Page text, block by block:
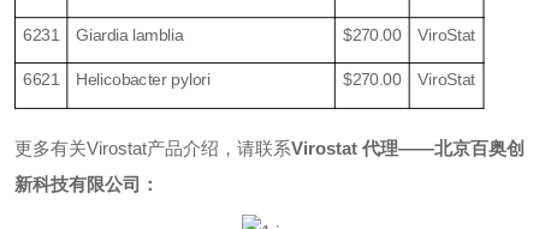
6231 Giardia lamblia $270.00 ViroStat
6621 Helicobacter pylori $270.00 ViroStat
更多有关Virostat产品介绍，请联系Virostat 代理——北京百奥创
新科技有限公司：